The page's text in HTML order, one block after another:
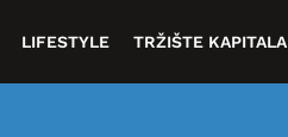
LIFESTYLE TRŽIŠTE KAPITALA